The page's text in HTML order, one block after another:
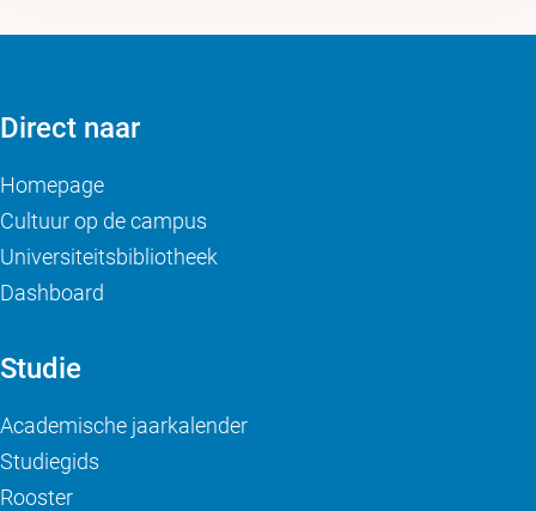
Direct naar
Homepage
Cultuur op de campus
Universiteitsbibliotheek
Dashboard
Studie
Academische jaarkalender
Studiegids
Rooster